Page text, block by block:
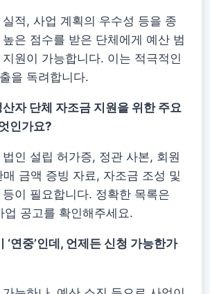
적, 사업 계획의 우수성 등을 종
은 점수를 받은 단체에게 예산 범
원이 가능합니다. 이는 적극적인
을 독려합니다.
자 단체 자조금 지원을 위한 주요
인가요?
인 설립 허가증, 정관 사본, 회원
금액 증빙 자료, 자조금 조성 및
이 필요합니다. 정확한 목록은
공고를 확인해주세요.
‘연중’인데, 언제든 신청 가능한가